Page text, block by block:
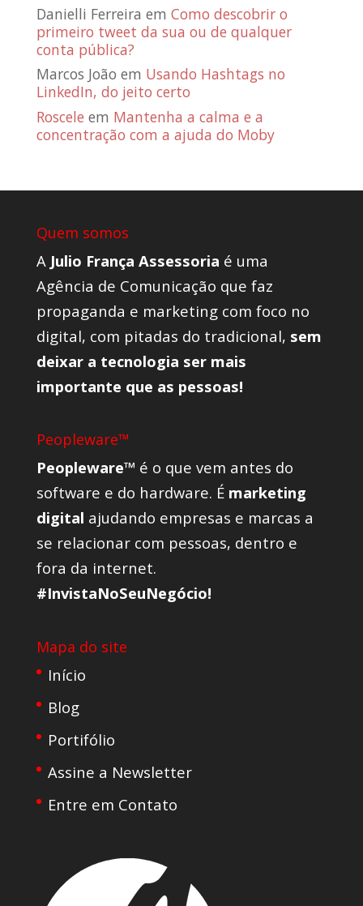
Danielli Ferreira em Como descobrir o
primeiro tweet da sua ou de qualquer
conta pública?
Marcos João em Usando Hashtags no
LinkedIn, do jeito certo
Roscele em Mantenha a calma e a
concentração com a ajuda do Moby
Quem somos
A Julio França Assessoria é uma
Agência de Comunicação que faz
propaganda e marketing com foco no
digital, com pitadas do tradicional, sem
deixar a tecnologia ser mais
importante que as pessoas!
Peopleware™
Peopleware™ é o que vem antes do
software e do hardware. É marketing
digital ajudando empresas e marcas a
se relacionar com pessoas, dentro e
fora da internet.
#InvistaNoSeuNegócio!
Mapa do site
Início
Blog
Portifólio
Assine a Newsletter
Entre em Contato